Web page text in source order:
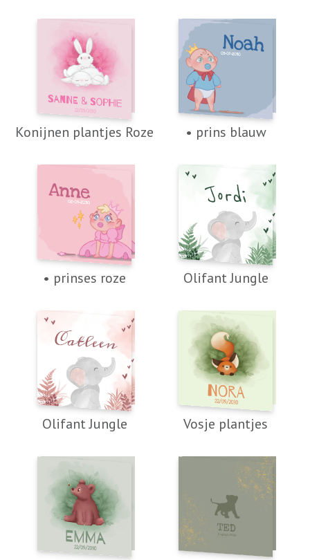
Konijnen plantjes Roze • prins blauw
• prinses roze Olifant Jungle
Olifant Jungle Vosje plantjes